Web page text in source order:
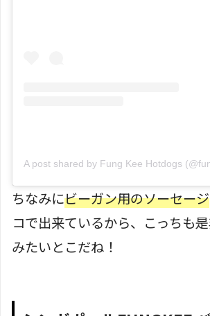
A post shared by Fung Kee Hotdogs
ちなみにビーガン用のソーセージ
コで出来ているから、こっちも
みたいとこだね！